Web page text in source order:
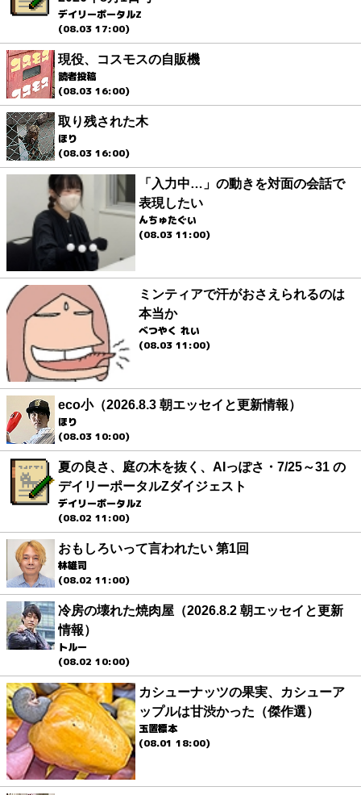
デイリーポータルZ
(08.03 17:00)
現役、コスモスの自販機
読者投稿
(08.03 16:00)
取り残された木
ほり
(08.03 16:00)
「入力中…」の動きを対面の会話で
表現したい
んちゅたぐい
(08.03 11:00)
ミンティアで汗がおさえられるのは
本当か
べつやく れい
(08.03 11:00)
eco小（2026.8.3 朝エッセイと更新情報）
ほり
(08.03 10:00)
夏の良さ、庭の木を抜く、AIっぽさ・7/25～31 の
デイリーポータルZダイジェスト
デイリーポータルZ
(08.02 11:00)
おもしろいって言われたい 第1回
林雄司
(08.02 11:00)
冷房の壊れた焼肉屋（2026.8.2 朝エッセイと更新
情報）
トルー
(08.02 10:00)
カシューナッツの果実、カシューア
ップルは甘渋かった（傑作選）
玉置標本
(08.01 18:00)